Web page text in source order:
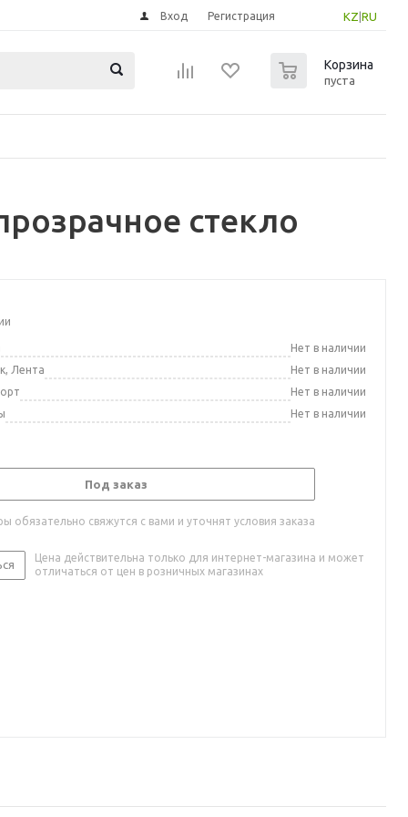
KZ RU
Вход Регистрация
Корзина
пуста
стекло
Нет в наличии
Лента
Нет в наличии
Нет в наличии
Нет в наличии
Под заказ
обязательно свяжутся с вами и уточнят условия заказа
Цена действительна только для интернет-магазина и может
отличаться от цен в розничных магазинах